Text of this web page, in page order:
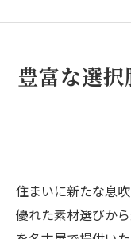
豊富な選
住まいに新たな息
優れた素材選びか